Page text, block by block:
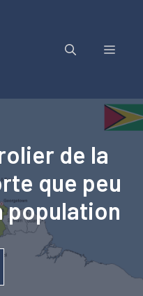
Menu
de la
que peu
population